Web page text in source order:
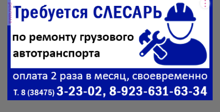
реклама